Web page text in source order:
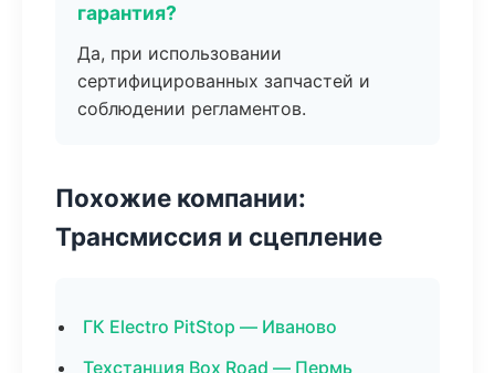
гарантия?
Да, при использовании
сертифицированных запчастей и
соблюдении регламентов.
Похожие компании:
Трансмиссия и сцепление
ГК Electro PitStop — Иваново
Техстанция Box Road — Пермь